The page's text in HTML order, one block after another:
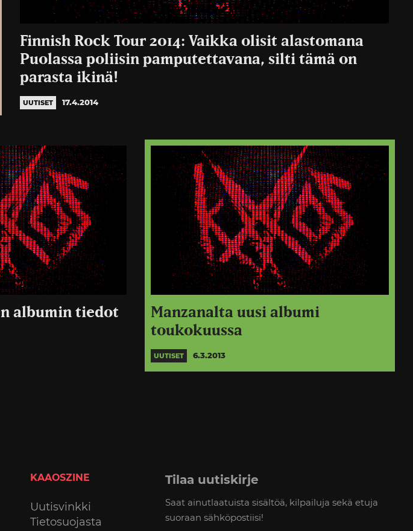
Finnish Rock Tour 2014: Vaikka olisit alastomana
Puolassa poliisin pamputettavana, silti tämä on
parasta ikinä!
UUTISET 17.4.2014
albumin tiedot
Manzanalta uusi albumi
toukokuussa
UUTISET 6.3.2013
KAAOSZINE
Uutisvinkki
Tietosuojasta
Tilaa uutiskirje
Saat ainutlaatuista sisältöä, kilpailuja sekä etuja
suoraan sähköpostiisi!